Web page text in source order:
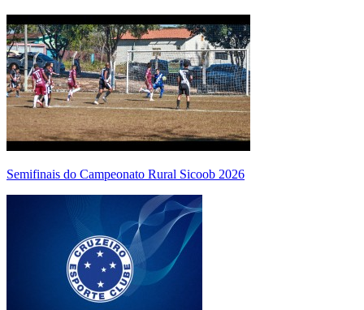
Semifinais do Campeonato Rural Sicoob 2026